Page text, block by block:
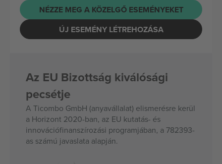
NÉZZE MEG A KÖZELGŐ ESEMÉNYEKET
ÚJ ESEMÉNY LÉTREHOZÁSA
Az EU Bizottság kiválósági
pecsétje
A Ticombo GmbH (anyavállalat) elismerésre kerül
a Horizont 2020-ban, az EU kutatás- és
innovációfinanszírozási programjában, a 782393-
as számú javaslata alapján.